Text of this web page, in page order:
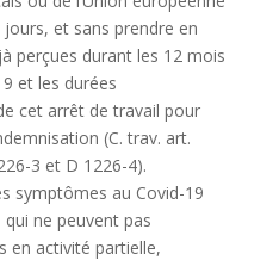
et sans prendre en
perçues durant les 12 mois
et les durées
cet arrêt de travail pour
(C. trav. art.
3 et D 1226-4).
symptômes au Covid-19
ne peuvent pas
en activité partielle,